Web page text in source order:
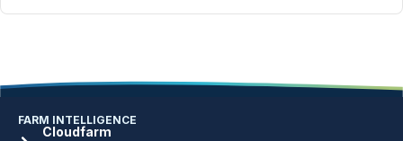
FARM INTELLIGENCE
Cloudfarm